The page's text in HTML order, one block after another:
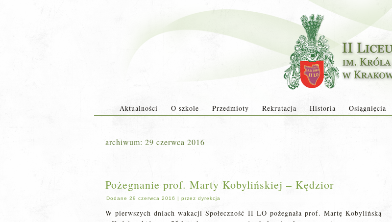
Aktualności O szkole Przedmioty Rekrutacja Historia Osiągnięcia
archiwum: 29 czerwca 2016
Pożegnanie prof. Marty Kobylińskiej – Kędzior
Dodane 29 czerwca 2016 | przez dyrekcja
W pierwszych dniach wakacji Społeczność II LO pożegnała prof. Martę Kobylińską